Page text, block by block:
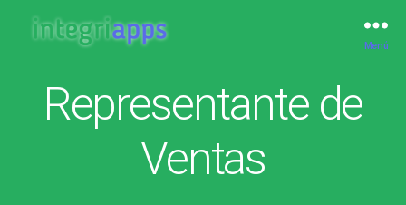
Menú
Representante de
Ventas